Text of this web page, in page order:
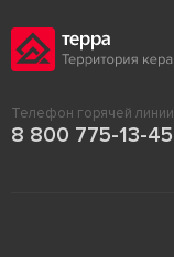
Телефон горячей линии
8 800 775-13-45